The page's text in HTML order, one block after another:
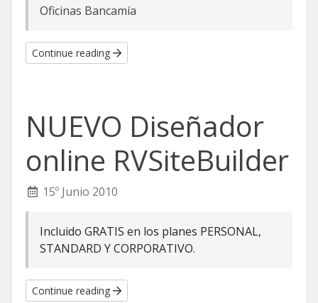
Oficinas Bancamía
Continue reading
NUEVO Diseñador
online RVSiteBuilder
15º Junio 2010
Incluido GRATIS en los planes PERSONAL,
STANDARD Y CORPORATIVO.
Continue reading